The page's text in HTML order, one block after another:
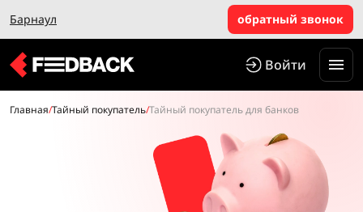
Барнаул обратный звонок
Войти
Главная/Тайный покупатель/Тайный покупатель для банков